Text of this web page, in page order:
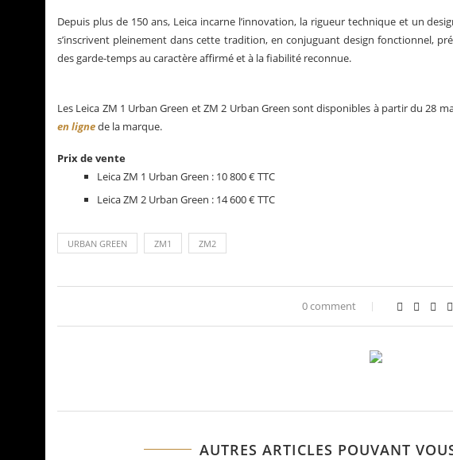
Depuis plus de 150 ans, Leica incarne l’innovation, la rigueur technique et un
s’inscrivent pleinement dans cette tradition, en conjuguant design fonctionnel,
des garde-temps au caractère affirmé et à la fiabilité reconnue.
Les Leica ZM 1 Urban Green et ZM 2 Urban Green sont disponibles à partir du 28
en lignede la marque.
Prix de vente
Leica ZM 1 Urban Green : 10 800 € TTC
Leica ZM 2 Urban Green : 14 600 € TTC
URBAN GREEN ZM1 ZM2
0 comment
AUTRES ARTICLES POUVANT